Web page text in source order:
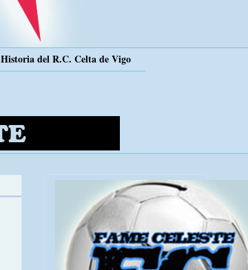
Historia del R.C. Celta de Vigo